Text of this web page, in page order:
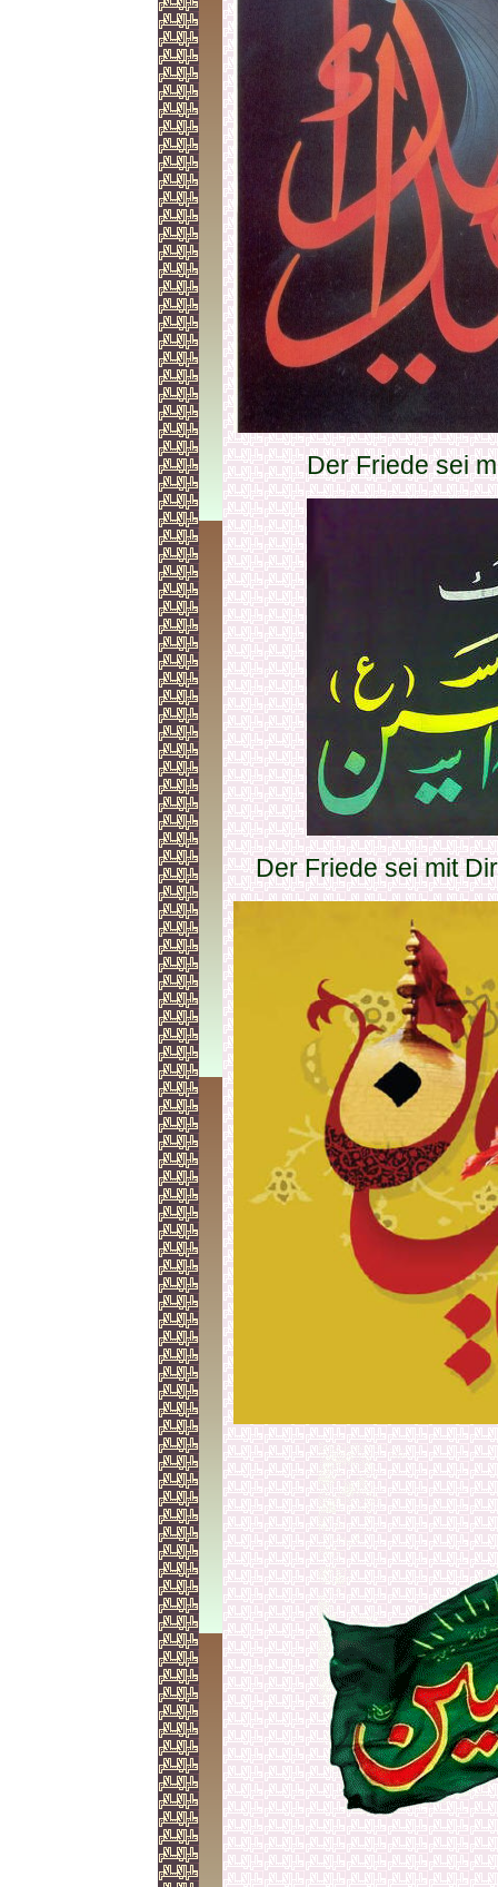
Der Friede sei
Der Friede sei mit